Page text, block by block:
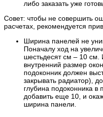
либо заказать уже
Совет: чтобы не совершить
расчетах, рекомендуется
Ширина панелей не
Поначалу ход на
шестьдесят см – 10 см.
внутренний размер
подоконник должен
закрывать радиатор),
глубина подоконника в
добавить еще 10, и
ширина панели.